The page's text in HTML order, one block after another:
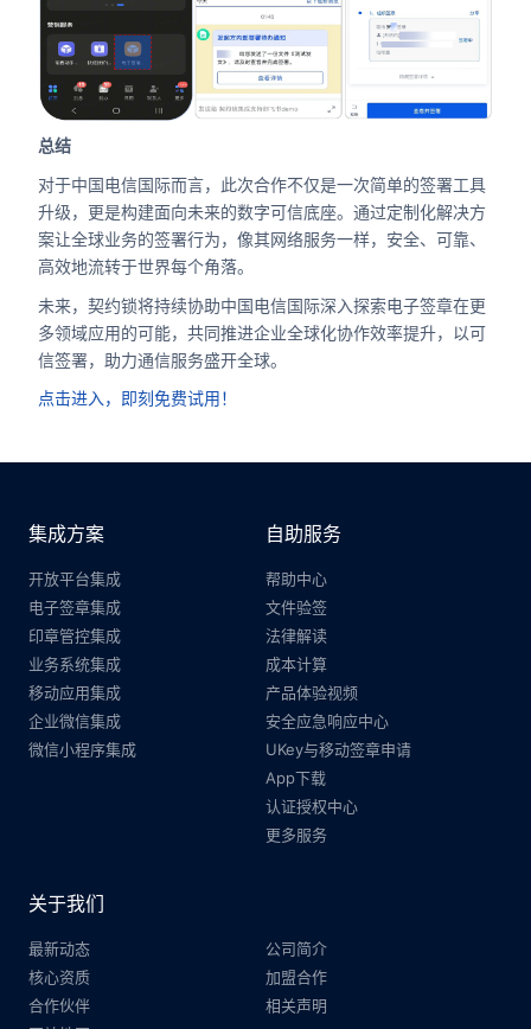
总结
对于中国电信国际而言，此次合作不仅是一次简单的签署工具
升级，更是构建面向未来的数字可信底座。通过定制化解决方
案让全球业务的签署行为，像其网络服务一样，安全、可靠、
高效地流转于世界每个角落。
未来，契约锁将持续协助中国电信国际深入探索电子签章在更
多领域应用的可能，共同推进企业全球化协作效率提升，以可
信签署，助力通信服务盛开全球。
点击进入，即刻免费试用！
集成方案
开放平台集成
电子签章集成
印章管控集成
业务系统集成
移动应用集成
企业微信集成
微信小程序集成
自助服务
帮助中心
文件验签
法律解读
成本计算
产品体验视频
安全应急响应中心
UKey与移动签章申请
App下载
认证授权中心
更多服务
关于我们
最新动态
公司简介
核心资质
加盟合作
合作伙伴
相关声明